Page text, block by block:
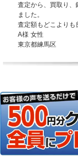
査定から、買取り、
ました。
査定額もどこよりも
A様 女性
東京都練馬区